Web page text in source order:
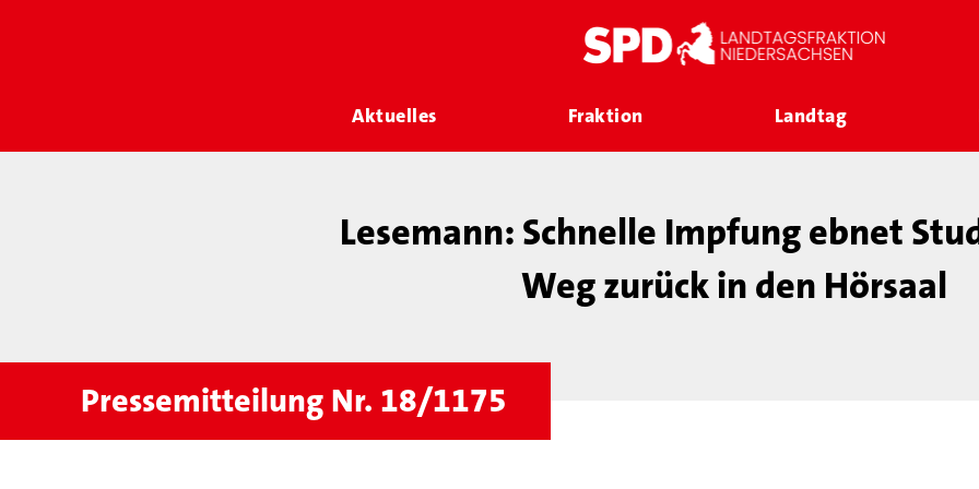
Aktuelles Fraktion Landtag
Lesemann: Schnelle Impfung ebnet
Weg zurück in den Hörsaal
Pressemitteilung Nr. 18/1175